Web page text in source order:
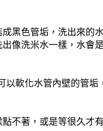
黑色管垢，洗出來的
像洗米水一樣，水會
軟化水管內壁的管垢
不著，或是等很久才